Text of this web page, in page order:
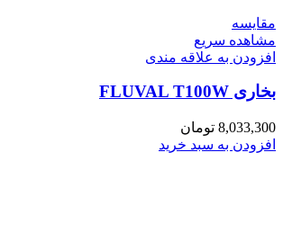
مقایسه
مشاهده سریع
افزودن به علاقه مندی
بخاری FLUVAL T100W
8,033,300 تومان
افزودن به سبد خرید